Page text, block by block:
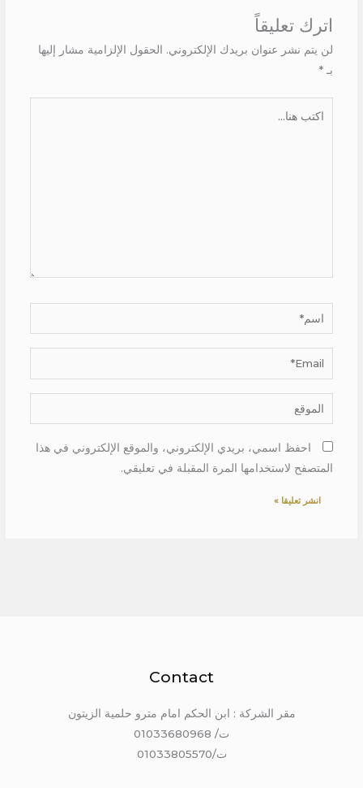
اترك تعليقاً
لن يتم نشر عنوان بريدك الإلكتروني. الحقول الإلزامية مشار إليها
بـ *
اسم*
Email*
الموقع
احفظ اسمي، بريدي الإلكتروني، والموقع الإلكتروني في هذا
المتصفح لاستخدامها المرة المقبلة في تعليقي.
Contact
مقر الشركة : ابن الحكم امام مترو حلمية الزيتون
ت/ 01033680968
ت/01033805570